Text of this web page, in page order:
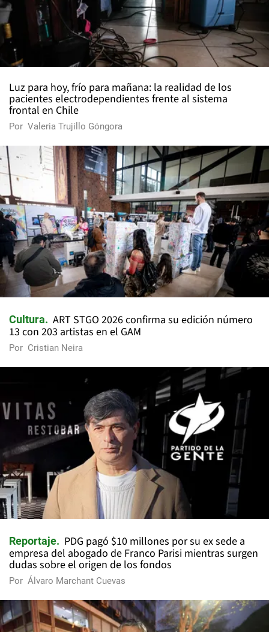
Luz para hoy, frío para mañana: la realidad de los
pacientes electrodependientes frente al sistema
frontal en Chile
Por Valeria Trujillo Góngora
Cultura
ART STGO 2026 confirma su edición número
13 con 203 artistas en el GAM
Por Cristian Neira
Reportaje
PDG pagó $10 millones por su ex sede a
empresa del abogado de Franco Parisi mientras surgen
dudas sobre el origen de los fondos
Por Álvaro Marchant Cuevas